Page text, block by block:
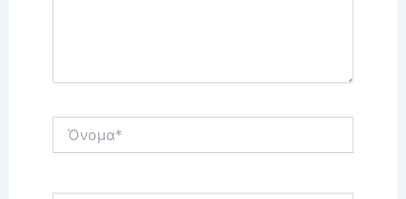
Όνομα*